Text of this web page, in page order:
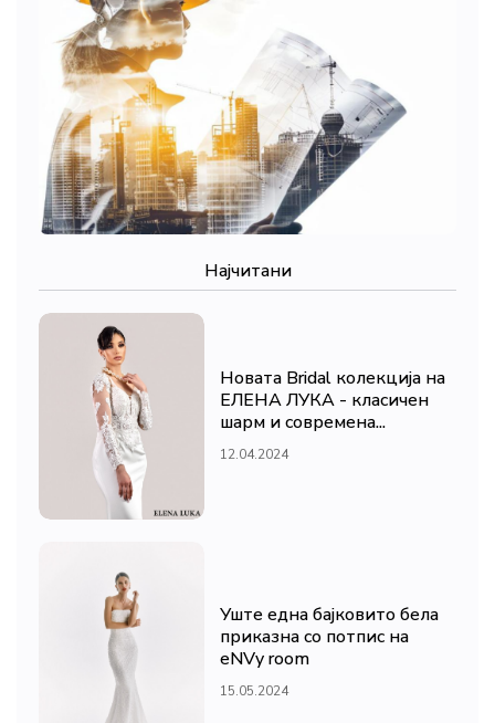
Најчитани
Новата Bridal колекција на
ЕЛЕНА ЛУКА - класичен
шарм и современа...
12.04.2024
Уште една бајковито бела
приказна со потпис на
eNVy room
15.05.2024